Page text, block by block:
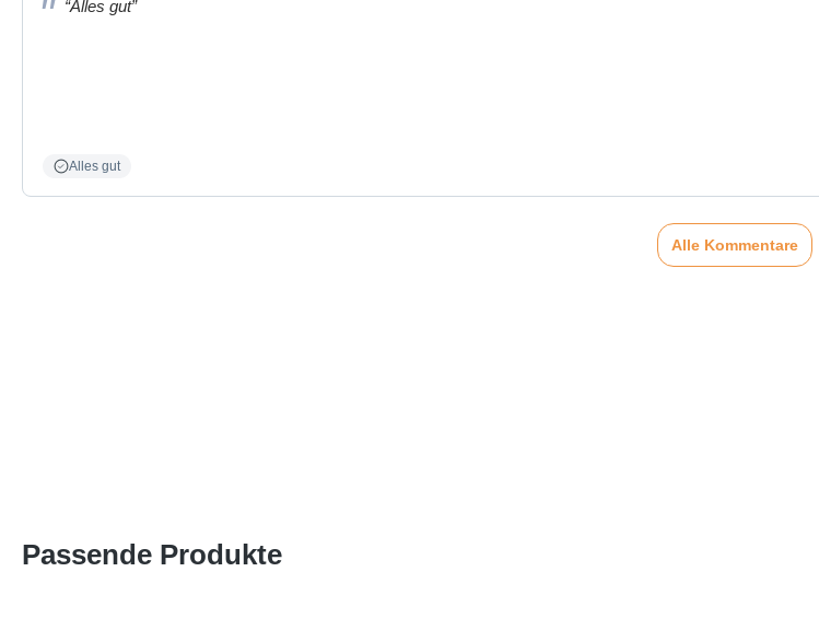
“Alles gut”
Alles gut
Alle Kommentare
Produktgalerie überspringen
Passende Produkte